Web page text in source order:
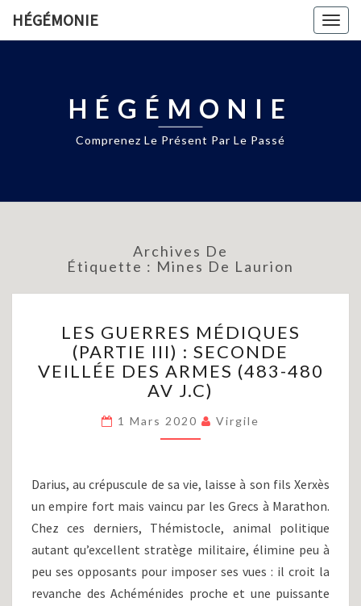
HÉGÉMONIE
HÉGÉMONIE
Comprenez Le Présent Par Le Passé
Archives De
Étiquette : Mines De Laurion
GUERRES
MÉDIQUES
(PARTIE
III)
SECONDE
VEILLÉE
(483-
480
AV
J.C)
LES GUERRES MÉDIQUES
(PARTIE III) : SECONDE
VEILLÉE DES ARMES (483-480
AV J.C)
1 Mars 2020 Virgile
Darius, au crépuscule de sa vie, laisse à son fils Xerxès
un empire fort mais vaincu par les Grecs à Marathon.
Chez ces derniers, Thémistocle, animal politique
autant qu’excellent stratège militaire, élimine peu à
peu ses opposants pour imposer ses vues : il croit la
revanche des Achéménides proche et une puissante